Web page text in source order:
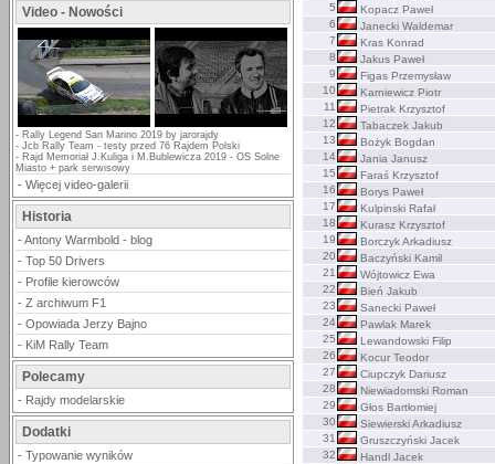
Video - Nowości
- Rally Legend San Marino 2019 by jarorajdy
- Jcb Rally Team - testy przed 76 Rajdem Polski
- Rajd Memoriał J.Kuliga i M.Bublewicza 2019 - OS Solne
Miasto + park serwisowy
- Więcej video-galerii
Historia
- Antony Warmbold - blog
- Top 50 Drivers
- Profile kierowców
- Z archiwum F1
- Opowiada Jerzy Bajno
- KiM Rally Team
Polecamy
- Rajdy modelarskie
Dodatki
- Typowanie wyników
5
Kopacz Paweł
6
Janecki Waldemar
7
Kras Konrad
8
Jakus Paweł
9
Figas Przemysław
10
Karniewicz Piotr
11
Pietrak Krzysztof
12
Tabaczek Jakub
13
Bożyk Bogdan
14
Jania Janusz
15
Faraś Krzysztof
16
Borys Paweł
17
Kulpinski Rafał
18
Kurasz Krzysztof
19
Borczyk Arkadiusz
20
Baczyński Kamil
21
Wójtowicz Ewa
22
Bień Jakub
23
Sanecki Paweł
24
Pawlak Marek
25
Lewandowski Filip
26
Kocur Teodor
27
Ciupczyk Dariusz
28
Niewiadomski Roman
29
Głos Bartłomiej
30
Siewierski Arkadiusz
31
Gruszczyński Jacek
32
Handl Jacek